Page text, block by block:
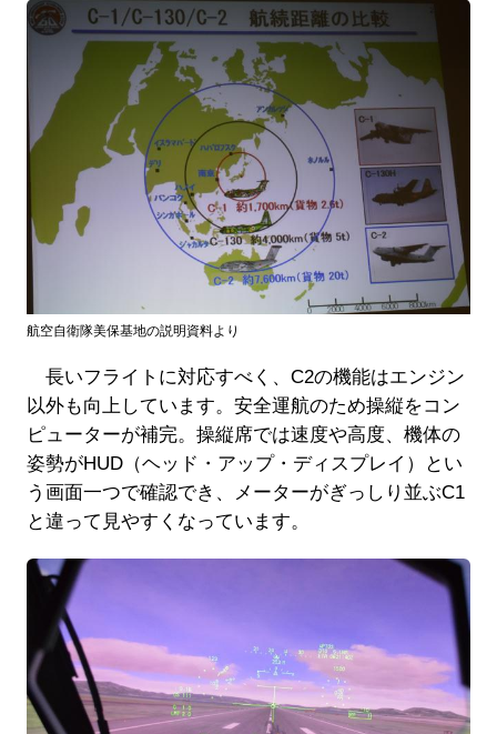
航空自衛隊美保基地の説明資料より
長いフライトに対応すべく、C2の機能はエンジン
以外も向上しています。安全運航のため操縦をコン
ピューターが補完。操縦席では速度や高度、機体の
姿勢がHUD（ヘッド・アップ・ディスプレイ）とい
う画面一つで確認でき、メーターがぎっしり並ぶC1
と違って見やすくなっています。